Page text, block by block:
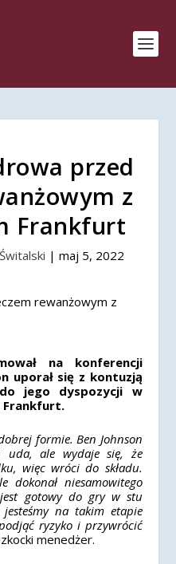
przed
z
Frankfurt
| maj 5, 2022
na konferencji
uporał się z kontuzją
jego dyspozycji w
Frankfurt.
formie. Ben Johnson
uda, ale wydaje się, że
więc wróci do składu.
dokonał niesamowitego
gotowy do gry w stu
na takim etapie
ryzyko i przywrócić
menedżer.